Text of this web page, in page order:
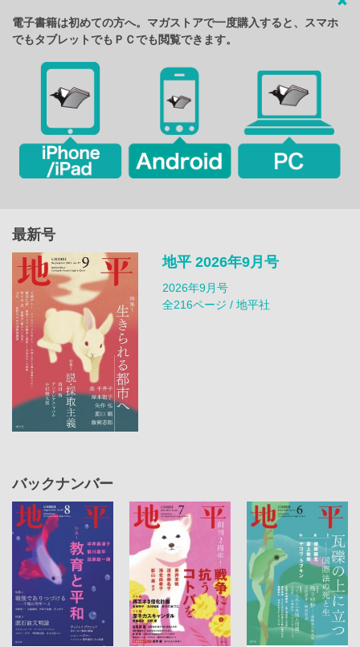
電子書籍は初めての方へ。マガストアで一度購入すると、スマホ
でもタブレットでもＰＣでも閲覧できます。
最新号
地平 2026年9月号
2026年9月号
全216ページ / 地平社
バックナンバー